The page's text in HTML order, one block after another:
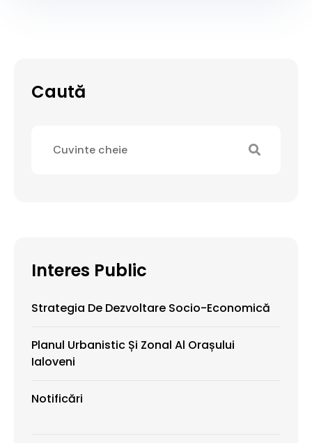
Caută
Interes Public
Strategia De Dezvoltare Socio-Economică
Planul Urbanistic Și Zonal Al Orașului
Ialoveni
Notificări